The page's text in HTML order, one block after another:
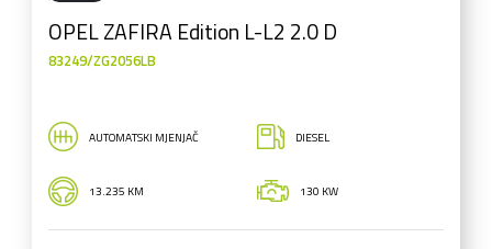
OPEL ZAFIRA Edition L-L2 2.0 D
83249/ZG2056LB
AUTOMATSKI MJENJAČ DIESEL
13.235 KM 130 KW